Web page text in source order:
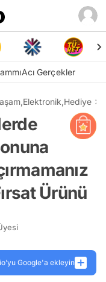
Acı Gerçekler
,Elektronik,Hediye
Ürünü
Google'a ekleyin